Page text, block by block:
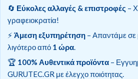
🔄 Εύκολες αλλαγές & επιστροφές –
γραφειοκρατία!
⚡ Άμεση εξυπηρέτηση – Απαντάμε
λιγότερο από 1 ώρα.
🏆 100% Αυθεντικά προϊόντα –
GURUTEC.GR με έλεγχο ποιότητας.